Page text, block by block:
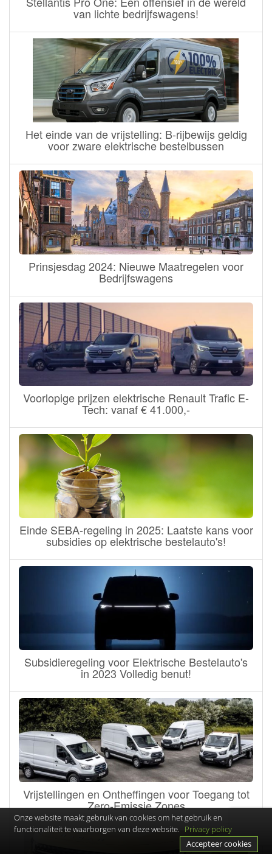
van lichte bedrijfswagens!
Het einde van de vrijstelling: B-rijbewijs geldig
voor zware elektrische bestelbussen
Prinsjesdag 2024: Nieuwe Maatregelen voor
Bedrijfswagens
Voorlopige prijzen elektrische Renault Trafic E-
Tech: vanaf € 41.000,-
Einde SEBA-regeling in 2025: Laatste kans voor
subsidies op elektrische bestelauto's!
Subsidieregeling voor Elektrische Bestelauto's
in 2023 Volledig benut!
Vrijstellingen en Ontheffingen voor Toegang tot
Zero-Emissie Zones
Onze website maakt gebruik van cookies om het gebruik en
functionaliteit te waarborgen van deze website. Privacy policy
Accepteer cookies